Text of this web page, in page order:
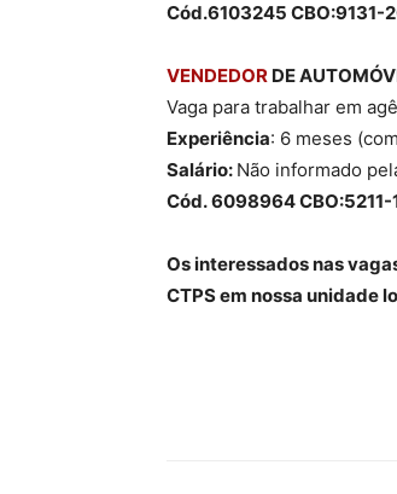
Cód.6103245 CBO:9131-
VENDEDOR DE
Vaga para trabalhar em
Experiência: 6 meses
Salário: Não informado
Cód. 6098964 CBO:5211-
Os interessados nas
CTPS em nossa unidade